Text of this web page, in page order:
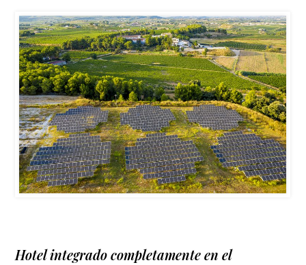
Hotel integrado completamente en el